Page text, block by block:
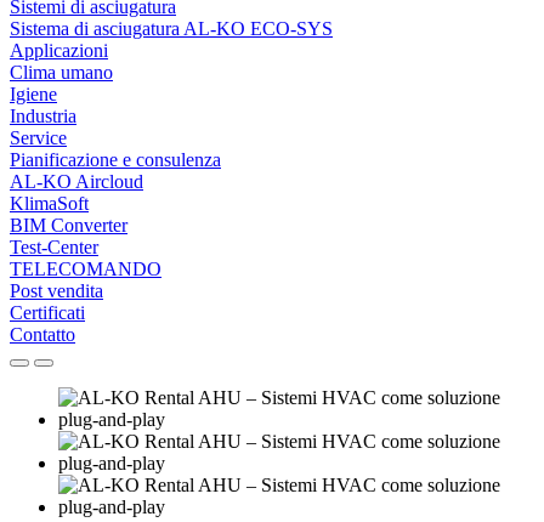
Sistemi di asciugatura
Sistema di asciugatura AL-KO ECO-SYS
Applicazioni
Clima umano
Igiene
Industria
Service
Pianificazione e consulenza
AL-KO Aircloud
KlimaSoft
BIM Converter
Test-Center
TELECOMANDO
Post vendita
Certificati
Contatto